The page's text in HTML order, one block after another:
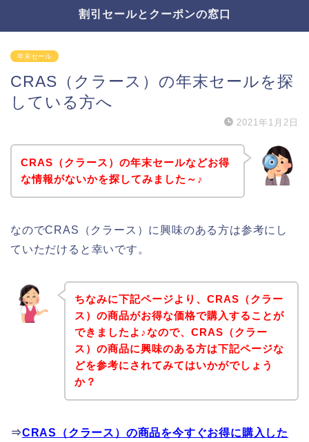
割引セールとクーポンの窓口
年末セール
CRAS（クラース）の年末セールを探
している方へ
2021年1月2日
CRAS（クラース）の年末セールなどお得
な情報がないかを探してみました～♪
なのでCRAS（クラース）に興味のある方は参考にし
ていただけると幸いです。
ちなみに下記ページより、CRAS（クラー
ス）の商品がお得な価格で購入することが
できましたよ♪なので、CRAS（クラー
ス）の商品に興味のある方は下記ページな
どを参考にされてみてはいかがでしょう
か？
⇒CRAS（クラース）の商品を今すぐお得に購入した